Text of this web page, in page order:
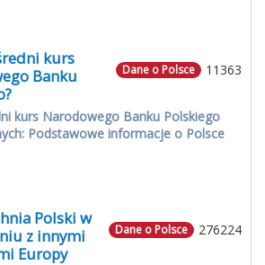
11363
Dane o Polsce
kurs
Banku
kurs Narodowego Banku Polskiego
Podstawowe informacje o Polsce
276224
Dane o Polsce
Polski w
z innymi
Europy